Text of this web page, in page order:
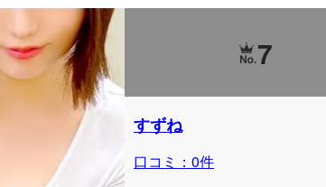
7
すずね
口コミ：0件